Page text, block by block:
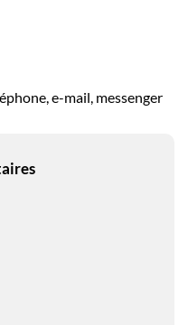
e-mail, messenger